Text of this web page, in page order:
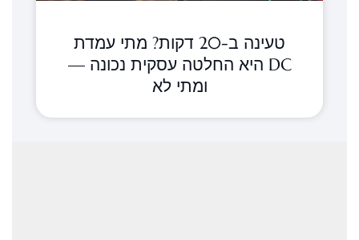
טעינה ב-20 דקות? מתי עמדת
DC היא החלטה עסקית נכונה —
ומתי לא